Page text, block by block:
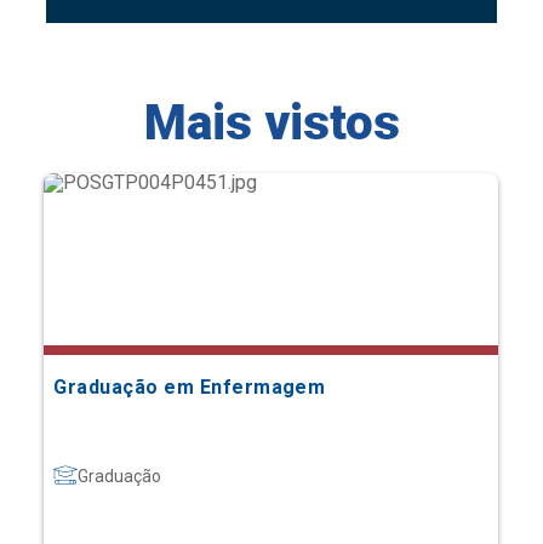
Mais vistos
Graduação em Enfermagem
Graduação